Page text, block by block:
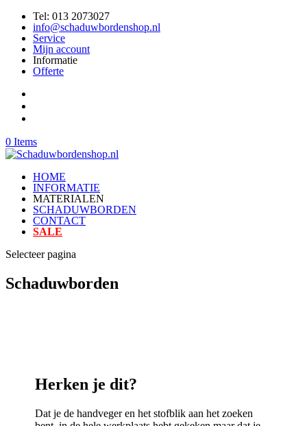
Tel: 013 2073027
info@schaduwbordenshop.nl
Service
Mijn account
Informatie
Offerte
0 Items
HOME
INFORMATIE
MATERIALEN
SCHADUWBORDEN
CONTACT
SALE
Selecteer pagina
Schaduwborden
Herken je dit?
Dat je de handveger en het stofblik aan het zoeken